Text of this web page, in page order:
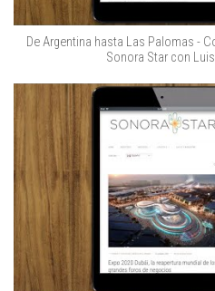
De Argentina hasta Las Palomas -
Sonora Star con